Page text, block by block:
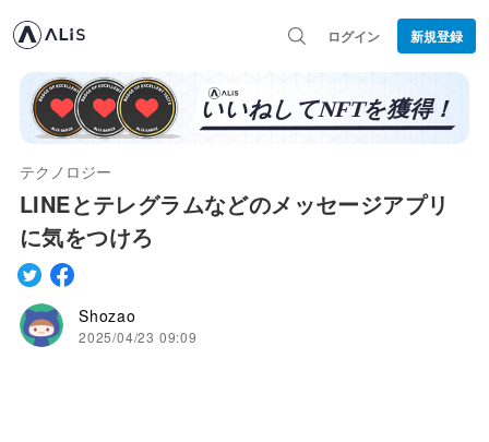
ログイン 新規登録
テクノロジー
LINEとテレグラムなどのメッセージアプリ
に気をつけろ
Shozao
2025/04/23 09:09